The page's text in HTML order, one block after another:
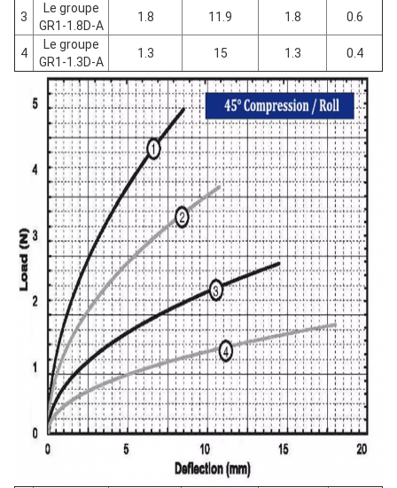
3
Le groupe
GR1-1.8D-A
1.8 11.9 1.8 0.6
4
Le groupe
GR1-1.3D-A
1.3 15 1.3 0.4